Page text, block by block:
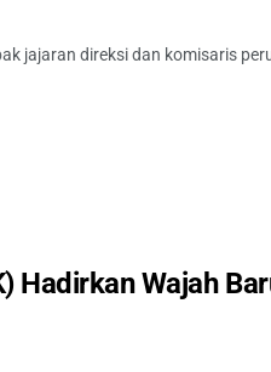
jajaran direksi dan komisaris
Hadirkan Wajah